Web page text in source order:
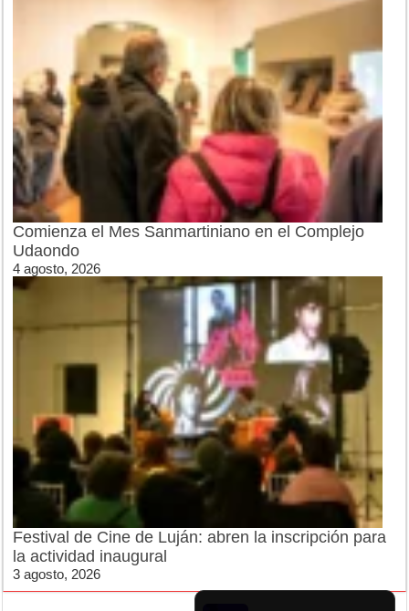
Comienza el Mes Sanmartiniano en el Complejo
Udaondo
4 agosto, 2026
Festival de Cine de Luján: abren la inscripción para
la actividad inaugural
3 agosto, 2026